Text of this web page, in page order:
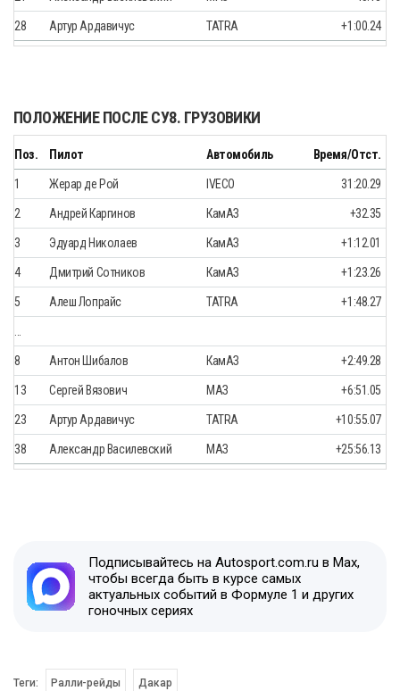
28 Артур Ардавичус TATRA +1:00.24
ПОЛОЖЕНИЕ ПОСЛЕ СУ8. ГРУЗОВИКИ
Поз. Пилот Автомобиль Время/Отст.
1 Жерар де Рой IVECO 31:20.29
2 Андрей Каргинов КамАЗ +32.35
3 Эдуард Николаев КамАЗ +1:12.01
4 Дмитрий Сотников КамАЗ +1:23.26
5 Алеш Лопрайс TATRA +1:48.27
8 Антон Шибалов КамАЗ +2:49.28
13 Сергей Вязович МАЗ +6:51.05
23 Артур Ардавичус TATRA +10:55.07
38 Александр Василевский МАЗ +25:56.13
Подписывайтесь на Autosport.com.ru в Max,
чтобы всегда быть в курсе самых
актуальных событий в Формуле 1 и других
гоночных сериях
Теги: Ралли-рейды Дакар